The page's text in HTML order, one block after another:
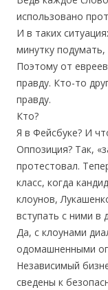
использовано
И в таких
минутку
Поэтому от
правду. Кто-то
правду.
Кто?
Я в Фейсбуке? И
Оппозиция? Так,
протестовал.
класс, когда
клоунов,
вступать с ними в
Да, с клоунами
одомашненными
Независимый
сведены к